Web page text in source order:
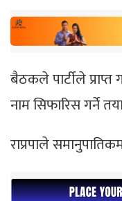
बैठकले पार्टीले
नाम सिफारिस गर्ने
राप्रपाले